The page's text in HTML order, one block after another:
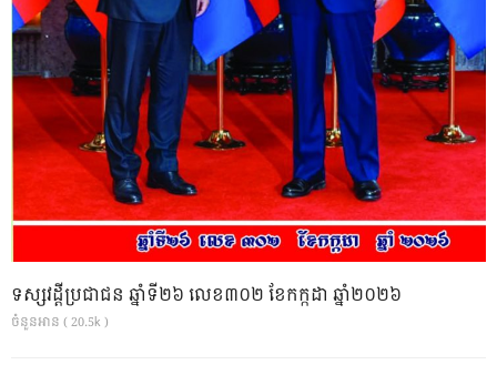
ទស្សវដ្តីប្រជាជន ឆ្នាំទី២៦ លេខ៣០២ ខែកក្កដា ឆ្នាំ២០២៦
ចំនួនអាន ( 20.5k )